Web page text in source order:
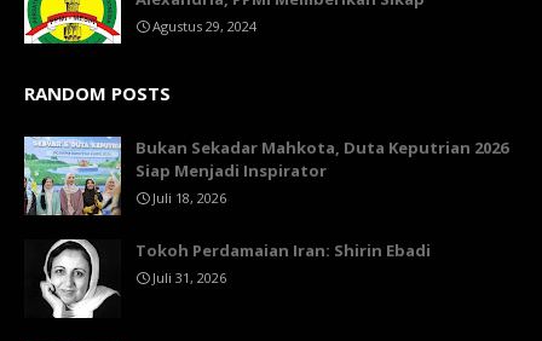
Agustus 29, 2024
RANDOM POSTS
Bukan Sekadar Mahkota, Duta Keputrian 2026
Siap Menjadi Inspirator
Juli 18, 2026
Tokoh Perdamaian Iran: Shirin Ebadi
Juli 31, 2026